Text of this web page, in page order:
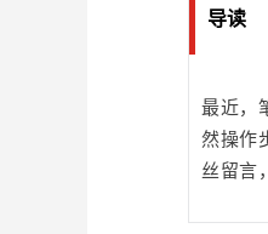
导读
最近，
然操作
丝留言